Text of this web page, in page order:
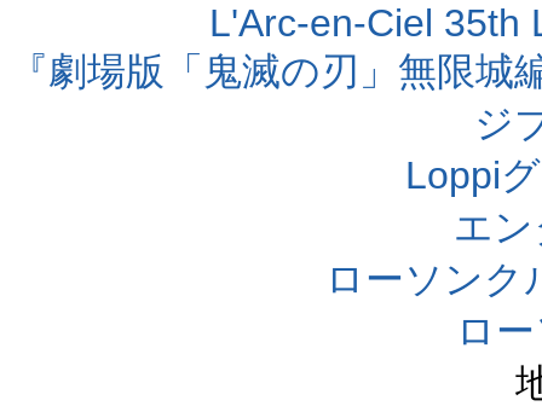
L'Arc-en-Ciel 35th
『劇場版「鬼滅の刃」無限
ジ
Loppi
エ
ローソンク
ロ